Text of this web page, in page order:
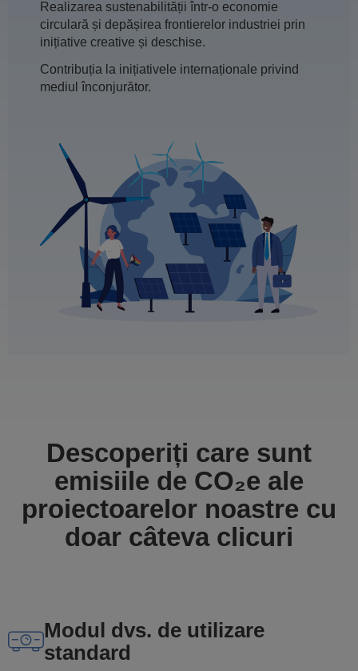
Realizarea sustenabilității într-o economie
circulară și depășirea frontierelor industriei prin
inițiative creative și deschise.
Contribuția la inițiativele internaționale privind
mediul înconjurător.
Descoperiți care sunt
emisiile de CO₂e ale
proiectoarelor noastre cu
doar câteva clicuri
Modul dvs. de utilizare
standard